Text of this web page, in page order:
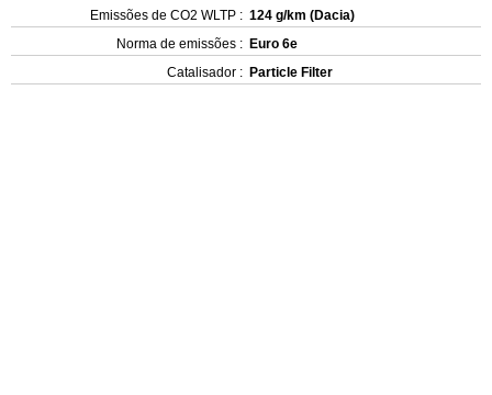
Emissões de CO2 WLTP : 124 g/km (Dacia)
Norma de emissões : Euro 6e
Catalisador : Particle Filter